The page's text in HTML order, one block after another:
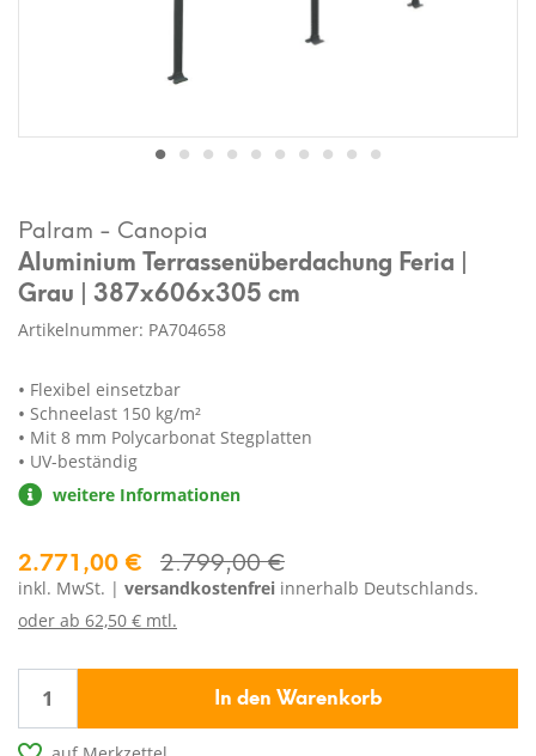
Palram - Canopia
Aluminium Terrassenüberdachung Feria |
Grau | 387x606x305 cm
Artikelnummer: PA704658
Flexibel einsetzbar
Schneelast 150 kg/m²
Mit 8 mm Polycarbonat Stegplatten
UV-beständig
weitere Informationen
2.771,00 € 2.799,00 €
inkl. MwSt. | versandkostenfrei innerhalb Deutschlands.
oder ab 62,50 € mtl.
In den Warenkorb